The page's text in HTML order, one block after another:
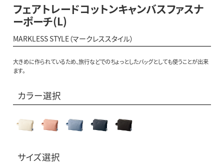
フェアトレードコットンキャンバスファスナ
ーポーチ(L)
MARKLESS STYLE（マークレススタイル）
大きめに作られているため、旅行などでのちょっとしたバッグとしても使うことが出来
ます。
カラー選択
サイズ選択